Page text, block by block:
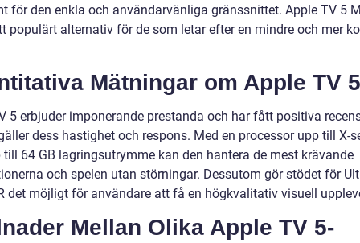
för den enkla och användarvänliga gränssnittet. Apple TV 5
populärt alternativ för de som letar efter en mindre och mer
Mätningar om Apple TV 5
5 erbjuder imponerande prestanda och har fått positiva
dess hastighet och respons. Med en processor upp till X-
till 64 GB lagringsutrymme kan den hantera de mest krävande
och spelen utan störningar. Dessutom gör stödet för
det möjligt för användare att få en högkvalitativ visuell
Mellan Olika Apple TV 5-